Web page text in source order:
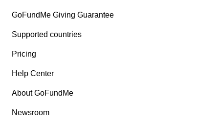
GoFundMe Giving Guarantee
Supported countries
Pricing
Help Center
About GoFundMe
Newsroom